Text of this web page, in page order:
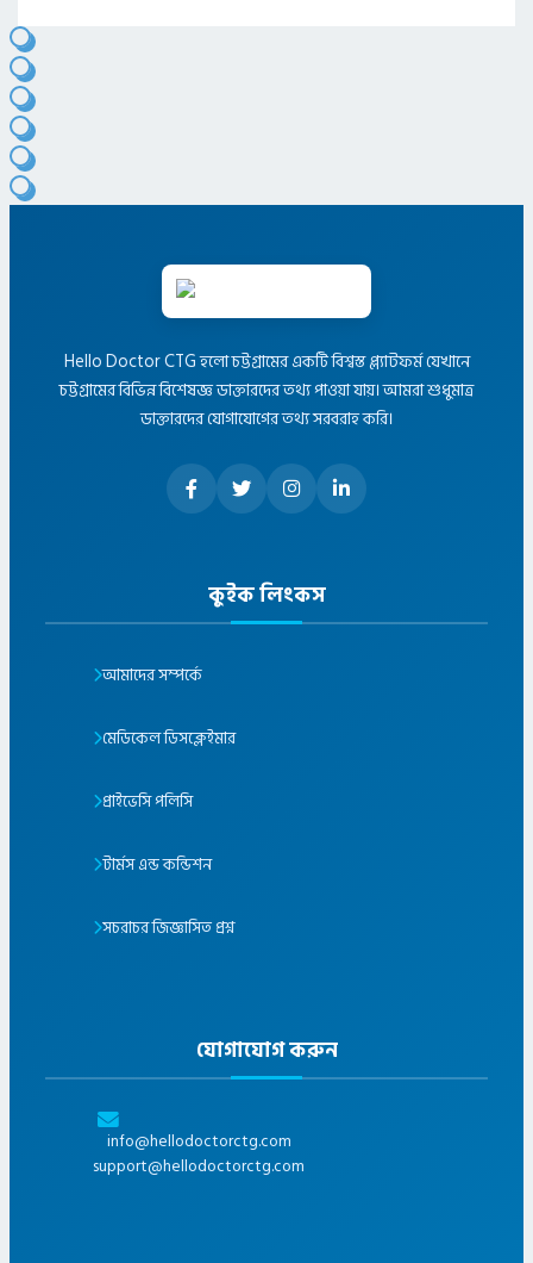
Hello Doctor CTG হলো চট্টগ্রামের একটি বিশ্বস্ত প্ল্যাটফর্ম যেখানে
চট্টগ্রামের বিভিন্ন বিশেষজ্ঞ ডাক্তারদের তথ্য পাওয়া যায়। আমরা শুধুমাত্র
ডাক্তারদের যোগাযোগের তথ্য সরবরাহ করি।
কুইক লিংকস
আমাদের সম্পর্কে
মেডিকেল ডিসক্লেইমার
প্রাইভেসি পলিসি
টার্মস এন্ড কন্ডিশন
সচরাচর জিজ্ঞাসিত প্রশ্ন
যোগাযোগ করুন
info@hellodoctorctg.com
support@hellodoctorctg.com